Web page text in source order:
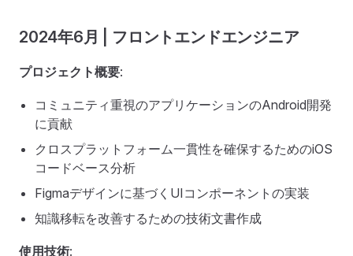
2024年6月 | フロントエンドエンジニア
プロジェクト概要:
コミュニティ重視のアプリケーションのAndroid開発
に貢献
クロスプラットフォーム一貫性を確保するためのiOS
コードベース分析
Figmaデザインに基づくUIコンポーネントの実装
知識移転を改善するための技術文書作成
使用技術: